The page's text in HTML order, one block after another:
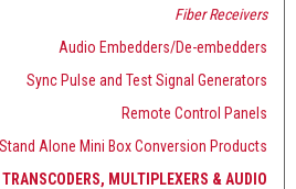
Fiber Receivers
Audio Embedders/De-embedders
Sync Pulse and Test Signal Generators
Remote Control Panels
Stand Alone Mini Box Conversion Products
MULTIPLEXERS & AUDIO